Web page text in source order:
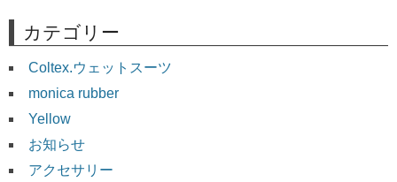
カテゴリー
Coltex.ウェットスーツ
monica rubber
Yellow
お知らせ
アクセサリー